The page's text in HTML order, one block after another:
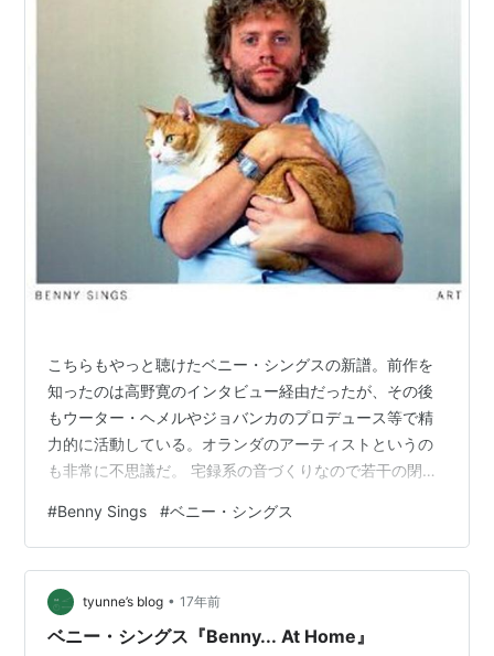
こちらもやっと聴けたベニー・シングスの新譜。前作を
知ったのは高野寛のインタビュー経由だったが、その後
もウーター・ヘメルやジョバンカのプロデュース等で精
力的に活動している。オランダのアーティストというの
も非常に不思議だ。 宅録系の音づくりなので若干の閉塞
る。今作の音の雰囲気は初期の鈴木博文のような質感が
ある。映像がアップされている『Big Brown Eyes』のイ
メージから少し地味な印象を抱いていたが、結構他がい
いんだな。『Can We Try』『Honey Bee』『All We Do
For Love』『Each Other』といい曲が目白…
#Benny Sings #ベニー・シングス
tyunne’s blog • 17年前
ベニー・シングス『Benny... At Home』